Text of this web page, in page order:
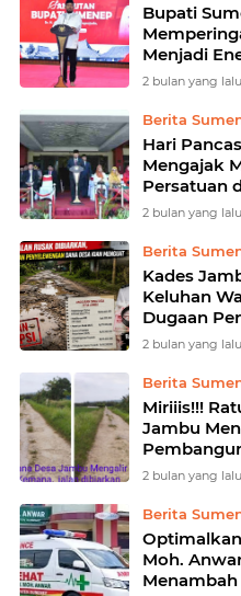
Bupati
Menjadi
2 bulan yang lalu
Berita
Hari
Mengajak
Persatuan
Hidup
2 bulan yang lalu
Berita
Kades
Keluhan
2 bulan yang lalu
Berita
Miriiis!!! Ratusan Juta Dana Desa
Jambu Mengalir, Warga Keluhkan
2 bulan yang lalu
Berita
Optimalkan
Moh. Anwar